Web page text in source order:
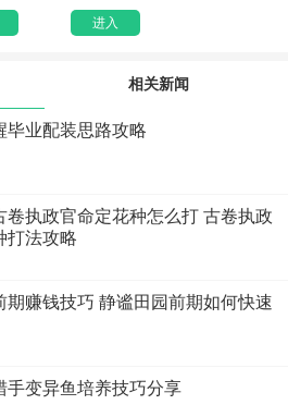
费版
进入
相关新闻
毕业配装思路攻略
卷执政官命定花种怎么打 古卷执政
打法攻略
期赚钱技巧 静谧田园前期如何快速
手变异鱼培养技巧分享